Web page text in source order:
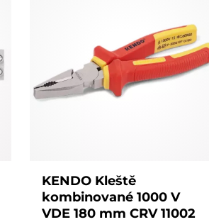
KENDO Kleště
kombinované 1000 V
VDE 180 mm CRV 11002